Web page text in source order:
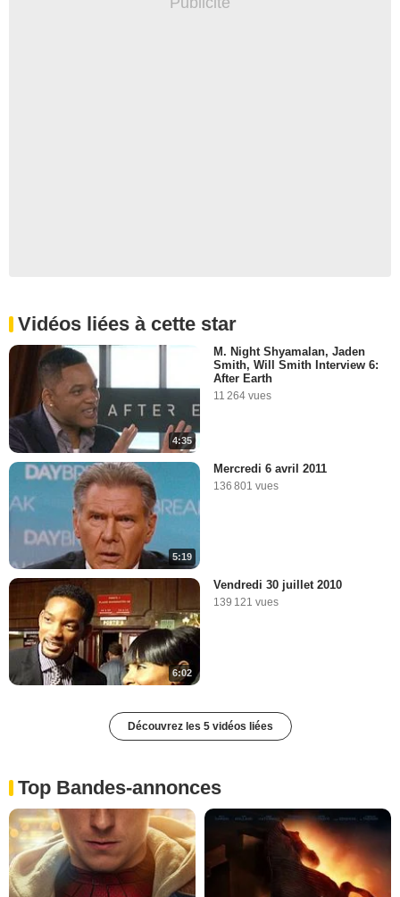
Vidéos liées à cette star
4:35
M. Night Shyamalan, Jaden
Smith, Will Smith Interview 6:
After Earth
11 264 vues
5:19
Mercredi 6 avril 2011
136 801 vues
6:02
Vendredi 30 juillet 2010
139 121 vues
Découvrez les 5 vidéos liées
Top Bandes-annonces